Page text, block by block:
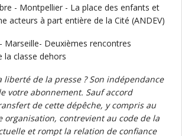
- Montpellier - La place des enfants et
acteurs à part entière de la Cité (ANDEV)
Marseille- Deuxièmes rencontres
la classe dehors
liberté de la presse ? Son indépendance
votre abonnement. Sauf accord
de cette dépêche, y compris au
organisation, contrevient au code de la
et rompt la relation de confiance